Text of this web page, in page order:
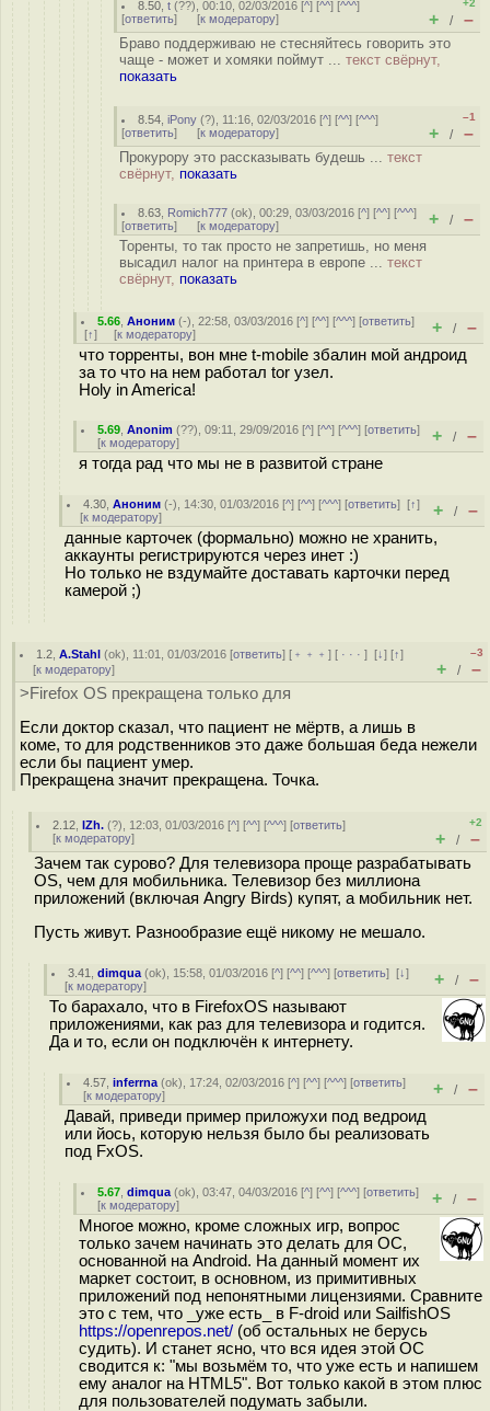
8.50 ,t (??), 00:10, 02/03/2016 [^] [^^] [^^^]
[ответить] [к модератору]
+2
+ / –
Браво поддерживаю не стесняйтесь говорить это
чаще - может и хомяки поймут ... текст свёрнут,
показать
8.54 ,iPony (?), 11:16, 02/03/2016 [^] [^^] [^^^]
[ответить] [к модератору]
–1
+ / –
Прокурору это рассказывать будешь ... текст
свёрнут, показать
8.63 Romich777 (ok), 00:29, 03/03/2016 [^] [^^] [^^^]
[ответить] [к модератору] + / –
Торенты, то так просто не запретишь, но меня
высадил налог на принтера в европе ... текст
свёрнут, показать
5.66 ,Аноним (-), 22:58, 03/03/2016 [^] [^^] [^^^] [ответить]
[↑] [к модератору] + / –
что торренты, вон мне t-mobile збалин мой андроид
за то что на нем работал tor узел.
Holy in America!
5.69 ,Anonim (??), 09:11, 29/09/2016 [^] [^^] [^^^] [ответить]
[к модератору] + / –
я тогда рад что мы не в развитой стране
4.30 ,Аноним (-), 14:30, 01/03/2016 [^] [^^] [^^^] [ответить][↑]
[к модератору] + / –
данные карточек (формально) можно не хранить,
аккаунты регистрируются через инет :)
Но только не вздумайте доставать карточки перед
камерой ;)
1.2 ,A.Stahl (ok), 11:01, 01/03/2016 [ответить] [ ﹢﹢﹢] [ · · ·][↓] [↑]
[к модератору]
–3
+ / –
>Firefox OS прекращена только для
Если доктор сказал, что пациент не мёртв, а лишь в
коме, то для родственников это даже большая беда нежели
если бы пациент умер.
Прекращена значит прекращена. Точка.
2.12 ,IZh. (?), 12:03, 01/03/2016 [^] [^^] [^^^] [ответить]
[к модератору]
+2
+ / –
Зачем так сурово? Для телевизора проще разрабатывать
OS, чем для мобильника. Телевизор без миллиона
приложений (включая Angry Birds) купят, а мобильник нет.
Пусть живут. Разнообразие ещё никому не мешало.
3.41 ,dimqua (ok), 15:58, 01/03/2016 [^] [^^] [^^^] [ответить][↓]
[к модератору] + / –
То барахало, что в FirefoxOS называют
приложениями, как раз для телевизора и годится.
Да и то, если он подключён к интернету.
4.57 ,inferrna (ok), 17:24, 02/03/2016 [^] [^^] [^^^] [ответить]
[к модератору] + / –
Давай, приведи пример приложухи под ведроид
или йось, которую нельзя было бы реализовать
под FxOS.
5.67 ,dimqua (ok), 03:47, 04/03/2016 [^] [^^] [^^^] [ответить]
[к модератору] + / –
Многое можно, кроме сложных игр, вопрос
только зачем начинать это делать для ОС,
основанной на Android. На данный момент их
маркет состоит, в основном, из примитивных
приложений под непонятными лицензиями. Сравните
это с тем, что _уже есть_ в F-droid или SailfishOS
https://openrepos.net/ (об остальных не берусь
судить). И станет ясно, что вся идея этой ОС
сводится к: "мы возьмём то, что уже есть и напишем
ему аналог на HTML5". Вот только какой в этом плюс
для пользователей подумать забыли.